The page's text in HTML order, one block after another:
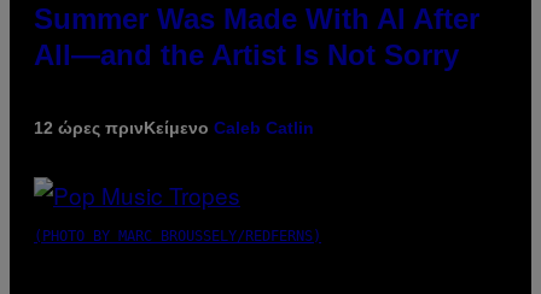
Summer Was Made With AI After
All—and the Artist Is Not Sorry
12 ώρες πρινΚείμενο Caleb Catlin
(PHOTO BY MARC BROUSSELY/REDFERNS)